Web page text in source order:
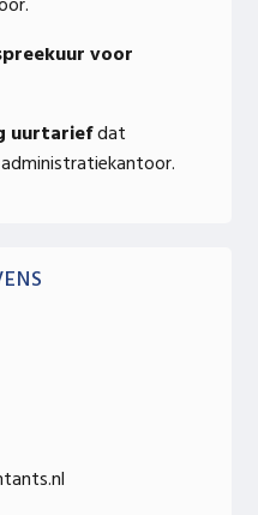
voor
uurtariefdat